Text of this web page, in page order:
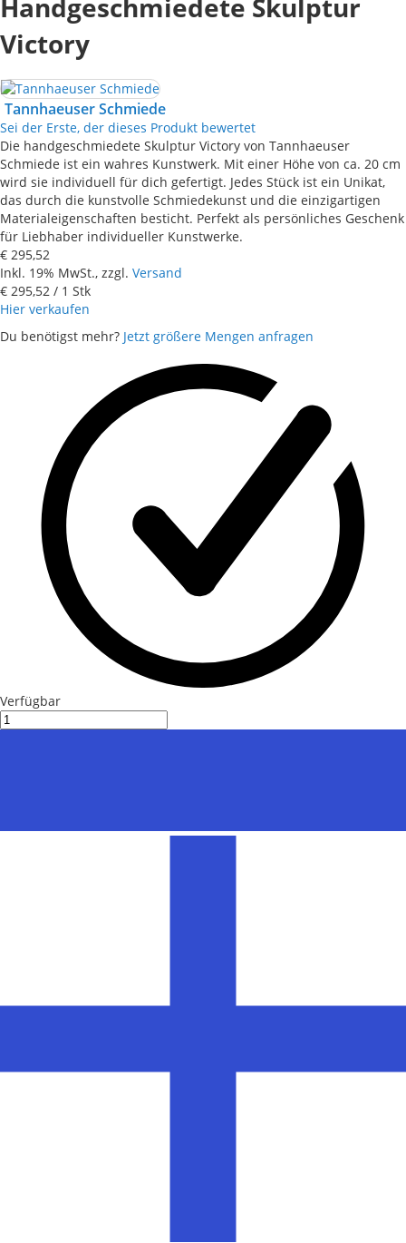
Handgeschmiedete Skulptur
Victory
Tannhaeuser Schmiede
Sei der Erste, der dieses Produkt bewertet
Die handgeschmiedete Skulptur Victory von Tannhaeuser
Schmiede ist ein wahres Kunstwerk. Mit einer Höhe von ca. 20 cm
wird sie individuell für dich gefertigt. Jedes Stück ist ein Unikat,
das durch die kunstvolle Schmiedekunst und die einzigartigen
Materialeigenschaften besticht. Perfekt als persönliches Geschenk
für Liebhaber individueller Kunstwerke.
€ 295,52
Inkl. 19% MwSt., zzgl. Versand
€ 295,52 / 1 Stk
Hier verkaufen
Du benötigst mehr? Jetzt größere Mengen anfragen
Verfügbar